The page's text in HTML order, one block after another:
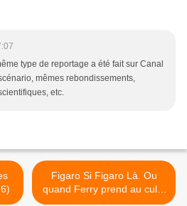
type de reportage a été fait sur Canal
mêmes rebondissements,
etc.
Figaro Si Figaro Là. Ou
quand Ferry prend au culot
Hulot d’assaut. >